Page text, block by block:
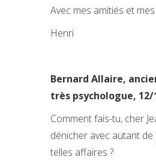
Avec mes amitiés et
Henri
Bernard Allaire,
très psychologue, 12/
Comment fais-tu, cher
dénicher avec autant
telles affaires ?